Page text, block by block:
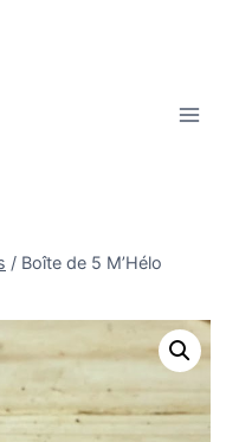
/ Boîte de 5 M’Hélo